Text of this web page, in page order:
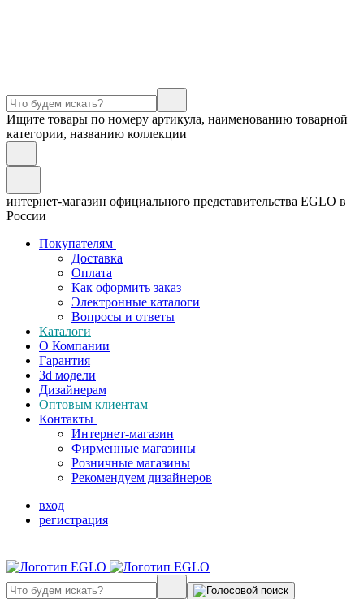
Ищите товары по номеру артикула, наименованию товарной
категории, названию коллекции
интернет-магазин официального представительства EGLO в
России
Покупателям
Доставка
Оплата
Как оформить заказ
Электронные каталоги
Вопросы и ответы
Каталоги
О Компании
Гарантия
3d модели
Дизайнерам
Оптовым клиентам
Контакты
Интернет-магазин
Фирменные магазины
Розничные магазины
Рекомендуем дизайнеров
вход
регистрация